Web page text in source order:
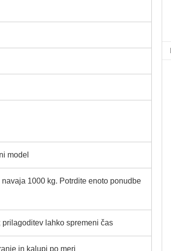
model
1000 kg. Potrdite enoto ponudbe
lahko spremeni čas
in kalupi po meri